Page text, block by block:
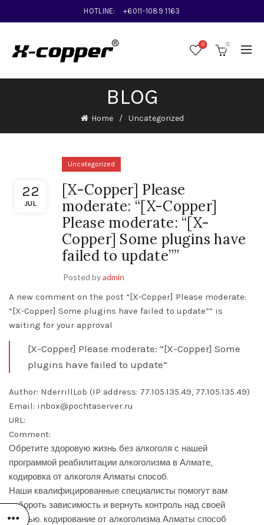
HOTLINE: +6011-1089 1163
0 0
BLOG
Home Uncategorized
22
JUL
Uncategorized
[X-Copper] Please
moderate: “[X-Copper]
Please moderate: “[X-
Copper] Some plugins have
failed to update””
Posted byadmin
A new comment on the post “[X-Copper] Please moderate:
“[X-Copper] Some plugins have failed to update”” is
waiting for your approval
[X-Copper] Please moderate: “[X-Copper] Some
plugins have failed to update”
Author: NderrillLob (IP address: 77.105.135.49, 77.105.135.49)
Email: inbox@pochtaserver.ru
URL:
Comment:
Обретите здоровую жизнь без алкоголя с нашей
программой реабилитации алкоголизма в Алмате,
кодировка от алкоголя Алматы способ.
Наши квалифицированные специалисты помогут вам
побороть зависимость и вернуть контроль над своей
жизнью. кодирование от алкоголизма Алматы способ